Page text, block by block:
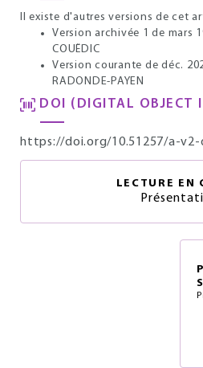
Il existe d'autres versions de cet
Version archivée 1 de mars
COUËDIC
Version courante de déc.
RADONDE-PAYEN
DOI (DIGITAL OBJECT
https://doi.org/10.51257/a-v2-
LECTURE EN